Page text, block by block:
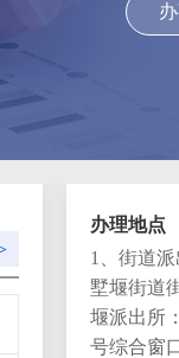
办理地点
1、街道
墅堰街道
堰派出所
号综合窗